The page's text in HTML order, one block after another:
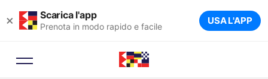
× Scarica l'app
Prenota in modo rapido e facile USA L'APP